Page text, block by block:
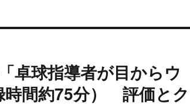
卓球指導者が目からウ
時間約75分） 評価とク